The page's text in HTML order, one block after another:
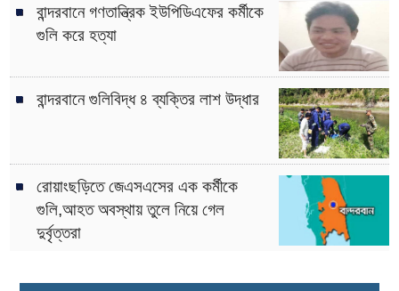
বান্দরবানে গণতান্ত্রিক ইউপিডিএফের কর্মীকে
গুলি করে হত্যা
বান্দরবানে গুলিবিদ্ধ ৪ ব্যক্তির লাশ উদ্ধার
রোয়াংছড়িতে জেএসএসের এক কর্মীকে
গুলি,আহত অবস্থায় তুলে নিয়ে গেল
দুর্বৃত্তরা